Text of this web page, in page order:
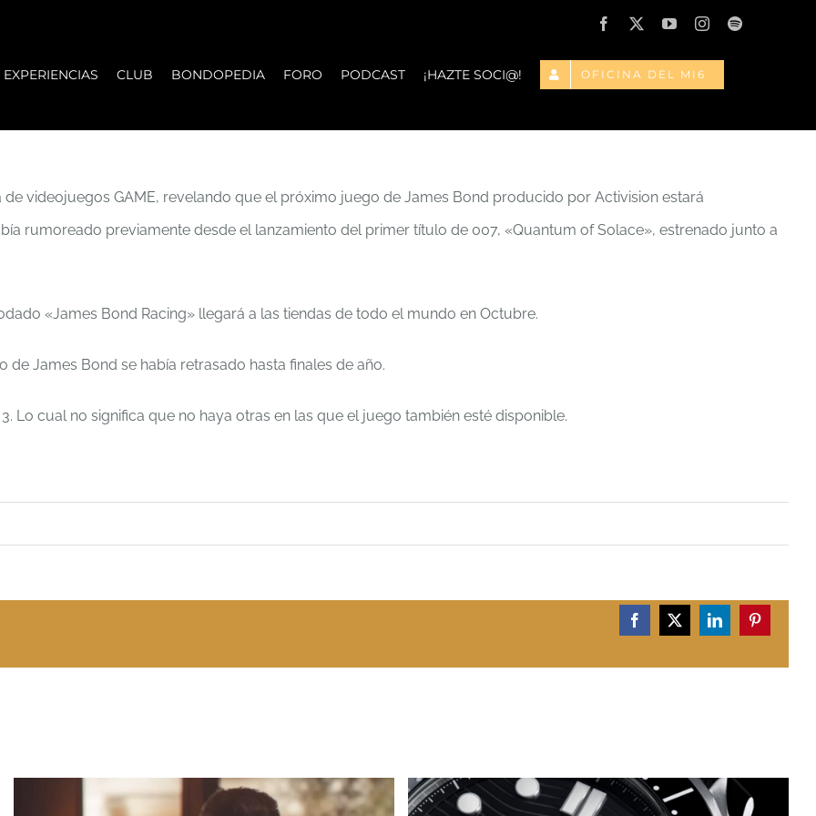
Facebook
X YouTubeInstagramSpotify
EXPERIENCIAS CLUB BONDOPEDIA FORO PODCAST ¡HAZTE SOCI@! OFICINA DEL MI6
videojuegos GAME, revelando que el próximo juego de James Bond producido por Activision estará
rumoreado previamente desde el lanzamiento del primer título de 007, «Quantum of Solace», estrenado junto a
«James Bond Racing» llegará a las tiendas de todo el mundo en Octubre.
James Bond se había retrasado hasta finales de año.
Lo cual no significa que no haya otras en las que el juego también esté disponible.
Facebook
X LinkedInPinterest